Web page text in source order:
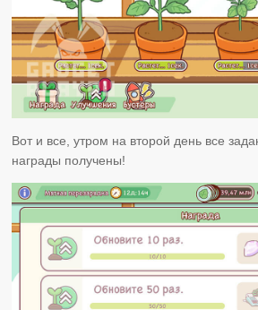
Вот и все, утром на второй день все
награды получены!